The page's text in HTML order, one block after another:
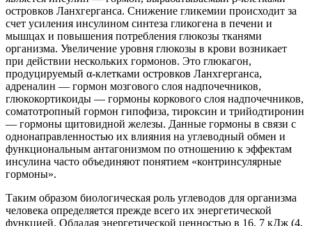
островков Ланхгерганса. Снижение гликемии происходит за
счет усиления инсулином синтеза гликогена в печени и
мышцах и повышения потребления глюкозы тканями
организма. Увеличение уровня глюкозы в крови возникает
при действии нескольких гормонов. Это глюкагон,
продуцируемый α-клетками островков Ланхгерганса,
адреналин — гормон мозгового слоя надпочечников,
глюкокортикоиды — гормоны коркового слоя надпочечников,
соматотропный гормон гипофиза, тироксин и трийодтиронин
— гормоны щитовидной железы. Данные гормоны в связи с
однонаправленностью их влияния на углеводный обмен и
функциональным антагонизмом по отношению к эффектам
инсулина часто объединяют понятием «контринсулярные
гормоны».
Таким образом биологическая роль углеводов для организма
человека определяется прежде всего их энергетической
функцией. Обладая энергетической ценностью в 16, 7 кДж (4,